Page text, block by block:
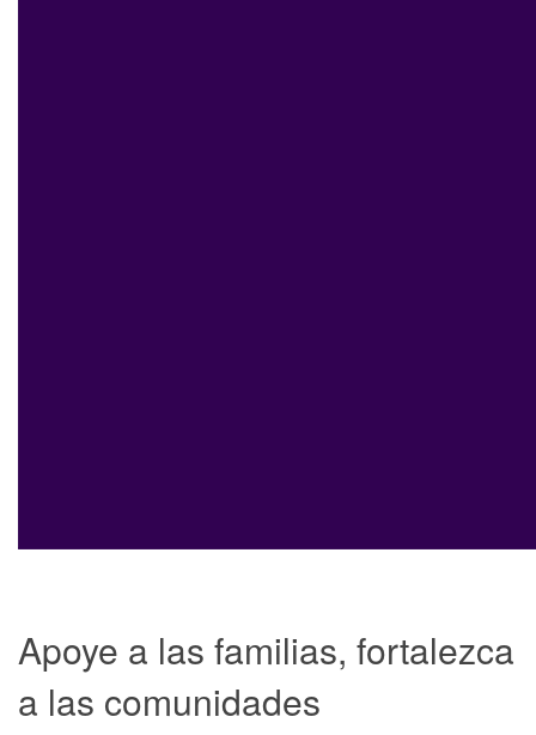
Apoye a las familias, fortalezca
a las comunidades